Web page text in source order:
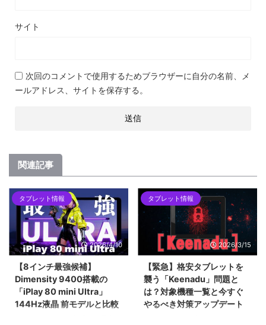
サイト
次回のコメントで使用するためブラウザーに自分の名前、メ
ールアドレス、サイトを保存する。
関連記事
タブレット情報
2026/4/10
【8インチ最強候補】
Dimensity 9400搭載の
「iPlay 80 mini Ultra」
144Hz液晶 前モデルと比較
タブレット情報
2026/3/15
【緊急】格安タブレットを
襲う「Keenadu」問題と
は？対象機種一覧と今すぐ
やるべき対策アップデート